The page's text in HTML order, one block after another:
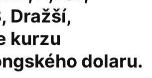
Dražší,
kurzu
dolaru.